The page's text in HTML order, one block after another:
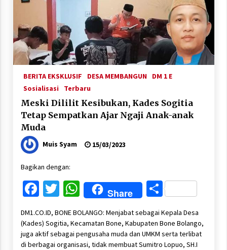
BERITA EKSKLUSIF DESA MEMBANGUN
DM 1 E
Sosialisasi
Terbaru
Meski Dililit Kesibukan, Kades Sogitia
Tetap Sempatkan Ajar Ngaji Anak-anak
Muda
Muis Syam 15/03/2023
Bagikan dengan:
Facebook
Twitter
WhatsApp
Share Share
DM1.CO.ID, BONE BOLANGO: Menjabat sebagai Kepala Desa
(Kades) Sogitia, Kecamatan Bone, Kabupaten Bone Bolango,
juga aktif sebagai pengusaha muda dan UMKM serta terlibat
di berbagai organisasi, tidak membuat Sumitro Lopuo, SH.I